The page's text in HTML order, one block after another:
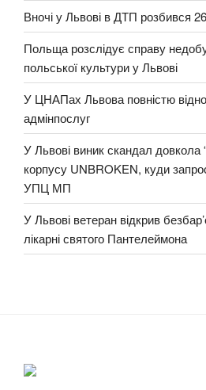
Вночі у Львові в ДТП розбився
Польща розслідує справу
польської культури у Львові
У ЦНАПах Львова повністю
адмінпослуг
У Львові виник скандал довкола
корпусу UNBROKEN, куди
УПЦ МП
У Львові ветеран відкрив
лікарні святого Пантелеймона